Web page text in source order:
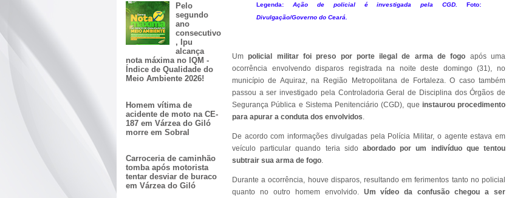
Pelo
segundo
ano
consecutivo
, Ipu
alcança
nota máxima no IQM -
Índice de Qualidade do
Meio Ambiente 2026!
Homem vítima de
acidente de moto na CE-
187 em Várzea do Giló
morre em Sobral
Carroceria de caminhão
tomba após motorista
tentar desviar de buraco
em Várzea do Giló
Legenda: Ação de policial é investigada pela CGD. Foto:
Divulgação/Governo do Ceará.
Um policial militar foi preso por porte ilegal de arma de fogo após uma
ocorrência envolvendo disparos registrada na noite deste domingo (31), no
município de Aquiraz, na Região Metropolitana de Fortaleza. O caso também
passou a ser investigado pela Controladoria Geral de Disciplina dos Órgãos de
Segurança Pública e Sistema Penitenciário (CGD), que instaurou procedimento
para apurar a conduta dos envolvidos.
De acordo com informações divulgadas pela Polícia Militar, o agente estava em
veículo particular quando teria sidoabordado por um indivíduo que tentou
subtrair sua arma de fogo.
Durante a ocorrência, houve disparos, resultando em ferimentos tanto no policial
quanto no outro homem envolvido. Um vídeo da confusão chegou a ser